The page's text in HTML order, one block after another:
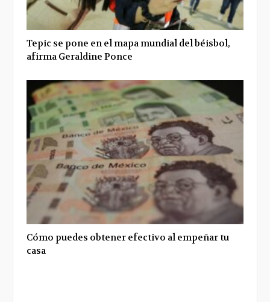
Tepic se pone en el mapa mundial del béisbol,
afirma Geraldine Ponce
Cómo puedes obtener efectivo al empeñar tu
casa